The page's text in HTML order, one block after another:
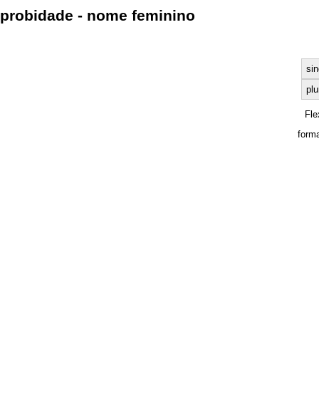
probidade - nome feminino